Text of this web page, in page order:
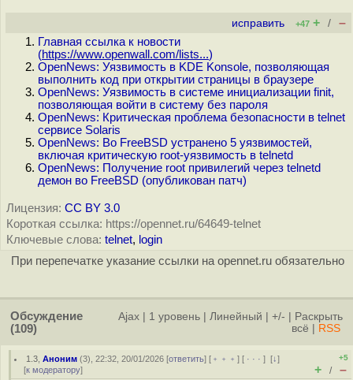
исправить +47 + / –
Главная ссылка к новости
(https://www.openwall.com/lists...)
OpenNews: Уязвимость в KDE Konsole, позволяющая
выполнить код при открытии страницы в браузере
OpenNews: Уязвимость в системе инициализации finit,
позволяющая войти в систему без пароля
OpenNews: Критическая проблема безопасности в telnet
сервисе Solaris
OpenNews: Во FreeBSD устранено 5 уязвимостей,
включая критическую root-уязвимость в telnetd
OpenNews: Получение root привилегий через telnetd
демон во FreeBSD (опубликован патч)
Лицензия: CC BY 3.0
Короткая ссылка: https://opennet.ru/64649-telnet
Ключевые слова: telnet, login
При перепечатке указание ссылки на opennet.ru обязательно
Обсуждение
(109)
Ajax 1 уровень Линейный +/-
Раскрыть
всё
RSS
1.3 ,Аноним (3), 22:32, 20/01/2026 [ответить] [ ﹢﹢﹢] [ · · ·][↓]
[к модератору]
+5
+ / –